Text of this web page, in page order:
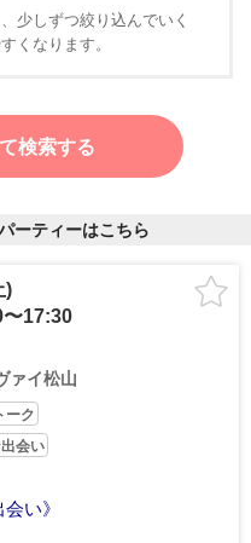
少しずつ絞り込んでいく
くなります。
検索する
ーティーはこちら
)
〜17:30
ァイ松山
ーク
会い
い》